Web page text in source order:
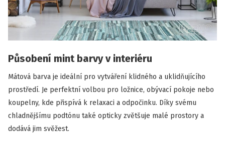
Působení mint barvy v interiéru
Mátová barva je ideální pro vytváření klidného a uklidňujícího
prostředí. Je perfektní volbou pro ložnice, obývací pokoje nebo
koupelny, kde přispívá k relaxaci a odpočinku. Díky svému
chladnějšímu podtónu také opticky zvětšuje malé prostory a
dodává jim svěžest.